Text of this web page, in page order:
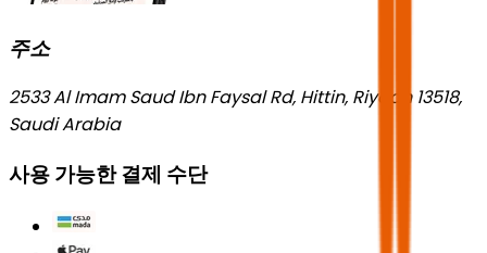
주소
2533 Al Imam Saud Ibn Faysal Rd, Hittin, Riyadh 13518,
Saudi Arabia
사용 가능한 결제 수단